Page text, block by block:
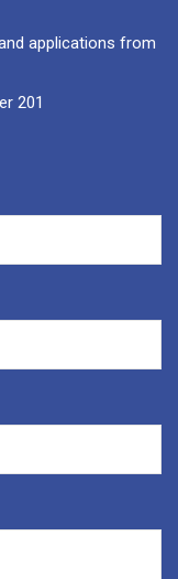
applications from
201